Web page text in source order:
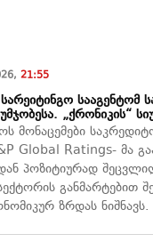
21:55
სააგენტომ
„ქრონიკის“
მონაცემები
Global Ratings- მა
პოზიტიურად
განმარტებით
ზრდას ნიშნავს.